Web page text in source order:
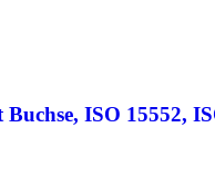
ISO 15552,